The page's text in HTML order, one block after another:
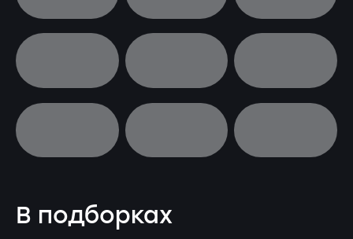
В подборках